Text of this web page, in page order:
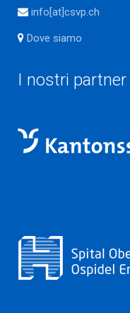
info[at]csvp.ch
Dove siamo
I nostri partner